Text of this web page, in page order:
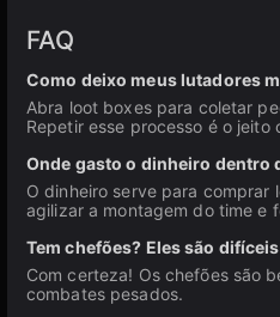
FAQ
Como deixo meus lutadores
Abra loot boxes para coletar
Repetir esse processo é o
Onde gasto o dinheiro dentro
O dinheiro serve para comprar
agilizar a montagem do time e
Tem chefões? Eles são
Com certeza! Os chefões são
combates pesados.